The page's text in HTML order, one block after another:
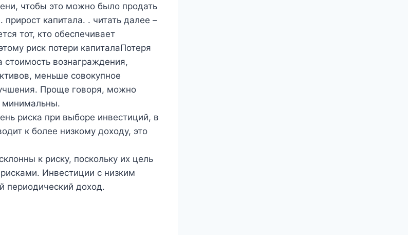
чтобы это можно было продать
капитала. . читать далее –
тот, кто обеспечивает
риск потери капиталаПотеря
стоимость вознаграждения,
меньше совокупное
Проще говоря, можно
минимальны.
риска при выборе инвестиций, в
к более низкому доходу, это
к риску, поскольку их цель
Инвестиции с низким
периодический доход.